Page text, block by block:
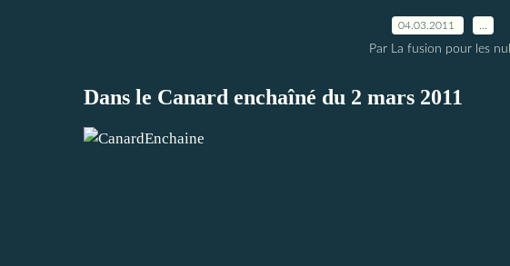
04.03.2011
Par La fusion pour les
Dans le Canard enchaîné du 2 mars 2011